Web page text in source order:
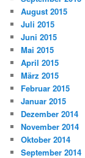
August 2015
Juli 2015
Juni 2015
Mai 2015
April 2015
März 2015
Februar 2015
Januar 2015
Dezember 2014
November 2014
Oktober 2014
September 2014